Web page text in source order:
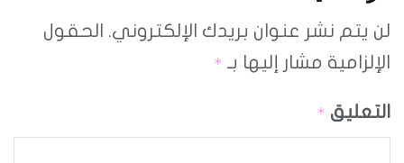
لن يتم نشر عنوان بريدك الإلكتروني. الحقول
الإلزامية مشار إليها بـ *
التعليق *